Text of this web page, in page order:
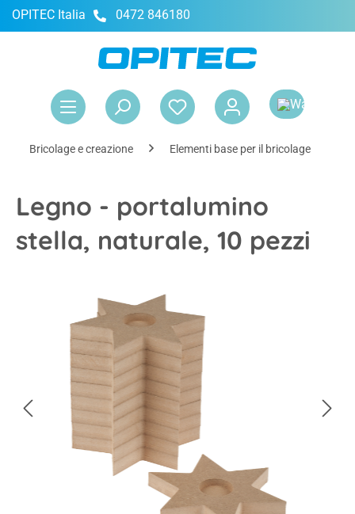
principale
OPITEC Italia 0472 846180
Bricolage e creazione Elementi base per il bricolage
Legno - portalumino
stella, naturale, 10 pezzi